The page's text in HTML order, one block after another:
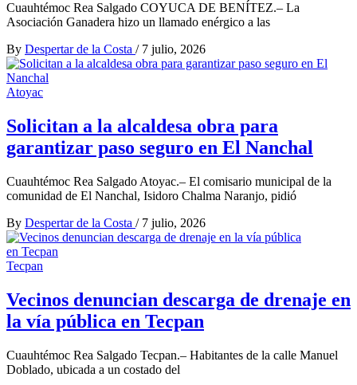
Cuauhtémoc Rea Salgado COYUCA DE BENÍTEZ.– La
Asociación Ganadera hizo un llamado enérgico a las
By Despertar de la Costa / 7 julio, 2026
Atoyac
Solicitan a la alcaldesa obra para
garantizar paso seguro en El Nanchal
Cuauhtémoc Rea Salgado Atoyac.– El comisario municipal de la
comunidad de El Nanchal, Isidoro Chalma Naranjo, pidió
By Despertar de la Costa / 7 julio, 2026
Tecpan
Vecinos denuncian descarga de drenaje en
la vía pública en Tecpan
Cuauhtémoc Rea Salgado Tecpan.– Habitantes de la calle Manuel
Doblado, ubicada a un costado del